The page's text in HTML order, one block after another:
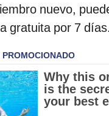
nuevo,
gratuita por 7 días.